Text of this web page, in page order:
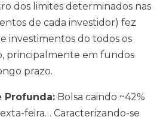
dos limites determinados nas
de cada investidor) fez
investimentos do todos os
principalmente em fundos
prazo.
Profunda: Bolsa caindo ~42%
feira… Caracterizando-se